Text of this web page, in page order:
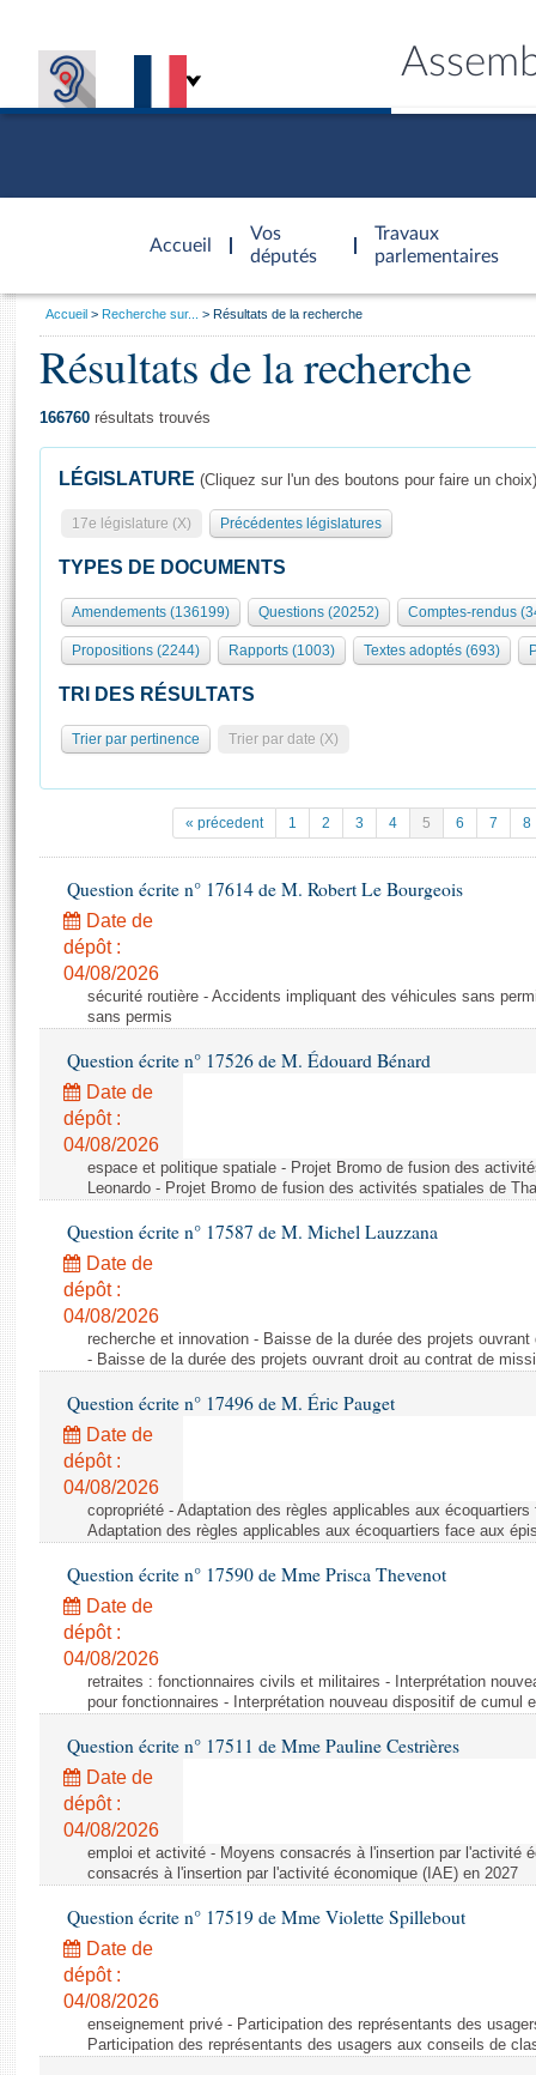
Accueil
d'accueil
Vos
députés
Travaux
parlementaires
Présidence
577 députés
Groupes politiques
Séance publique
Commissions et autres organes
Europe et International
Pétitions
Projets de loi
Propositions de loi
Amendements
Textes adoptés
Rapports législatifs
Rapports sur l'application des lois
Baromètre de l’application des lois
Dossiers législatifs
Budget et sécurité sociale
Questions écrites et orales
Comptes rendus des débats
Général
Rôle et pouvoirs de l'Assemblée
Organisation de l'Assemblée
Présidence Conférence des Présidents Bureau Collège des
Statistiques et chiffres clés
Documents de référence
( Constitution | Règlement de l'Assemblée ... )
Histoire
Juniors
Anciennes législatures
Visiter l'Assemblée
Visite virtuelle du palais Bourbon
Assister à une séance
La Bibliothèque
Contacts et plan d'accès
Photos libres de droit
Vous
Accueil Recherche sur... Résultats de la recherche
Résultats de la recherche
166760 résultats trouvés
LÉGISLATURE (Cliquez sur l'un des boutons pour faire un choix)
17e législature (X) Précédentes législatures
TYPES DE DOCUMENTS
Amendements (136199) Questions (20252) Comptes-rendus
Propositions (2244) Rapports (1003) Textes adoptés (693)
TRI DES RÉSULTATS
Trier par pertinence Trier par date (X)
« précedent 1 2 3 4 5 6 7 8
Question écrite n° 17614 de M. Robert Le Bourgeois
Date de
dépôt :
04/08/2026
sécurité routière - Accidents impliquant des véhicules sans
sans permis
Question écrite n° 17526 de M. Édouard Bénard
Date de
dépôt :
04/08/2026
espace et politique spatiale - Projet Bromo de fusion des
Leonardo - Projet Bromo de fusion des activités spatiales de
Question écrite n° 17587 de M. Michel Lauzzana
Date de
dépôt :
04/08/2026
recherche et innovation - Baisse de la durée des projets
- Baisse de la durée des projets ouvrant droit au contrat de
Question écrite n° 17496 de M. Éric Pauget
Date de
dépôt :
04/08/2026
copropriété - Adaptation des règles applicables aux
Adaptation des règles applicables aux écoquartiers face aux
Question écrite n° 17590 de Mme Prisca Thevenot
Date de
dépôt :
04/08/2026
retraites : fonctionnaires civils et militaires - Interprétation
pour fonctionnaires - Interprétation nouveau dispositif de cumul
Question écrite n° 17511 de Mme Pauline Cestrières
Date de
dépôt :
04/08/2026
emploi et activité - Moyens consacrés à l'insertion par l'activité
consacrés à l'insertion par l'activité économique (IAE) en 2027
Question écrite n° 17519 de Mme Violette Spillebout
Date de
dépôt :
04/08/2026
enseignement privé - Participation des représentants des
Participation des représentants des usagers aux conseils de